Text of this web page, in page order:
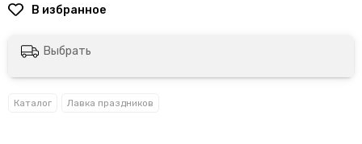
Выбрать
Каталог Лавка праздников